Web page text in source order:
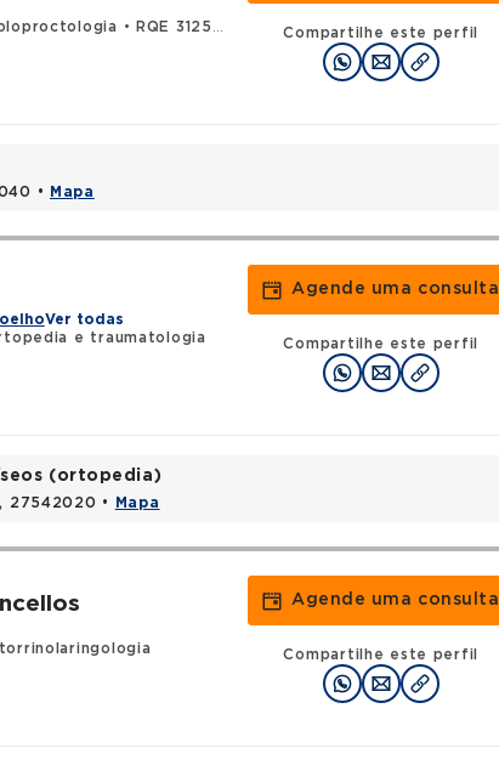
•
RQE 31256 - Cirurgia geral
Compartilhe este perfil
• Mapa
Ver todas
e traumatologia
Agende uma consulta
Compartilhe este perfil
(ortopedia)
27542020 • Mapa
Agende uma consulta
Compartilhe este perfil